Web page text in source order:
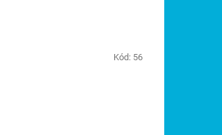
Kód: 56